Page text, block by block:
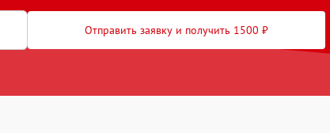
Отправить заявку и получить 1500 ₽